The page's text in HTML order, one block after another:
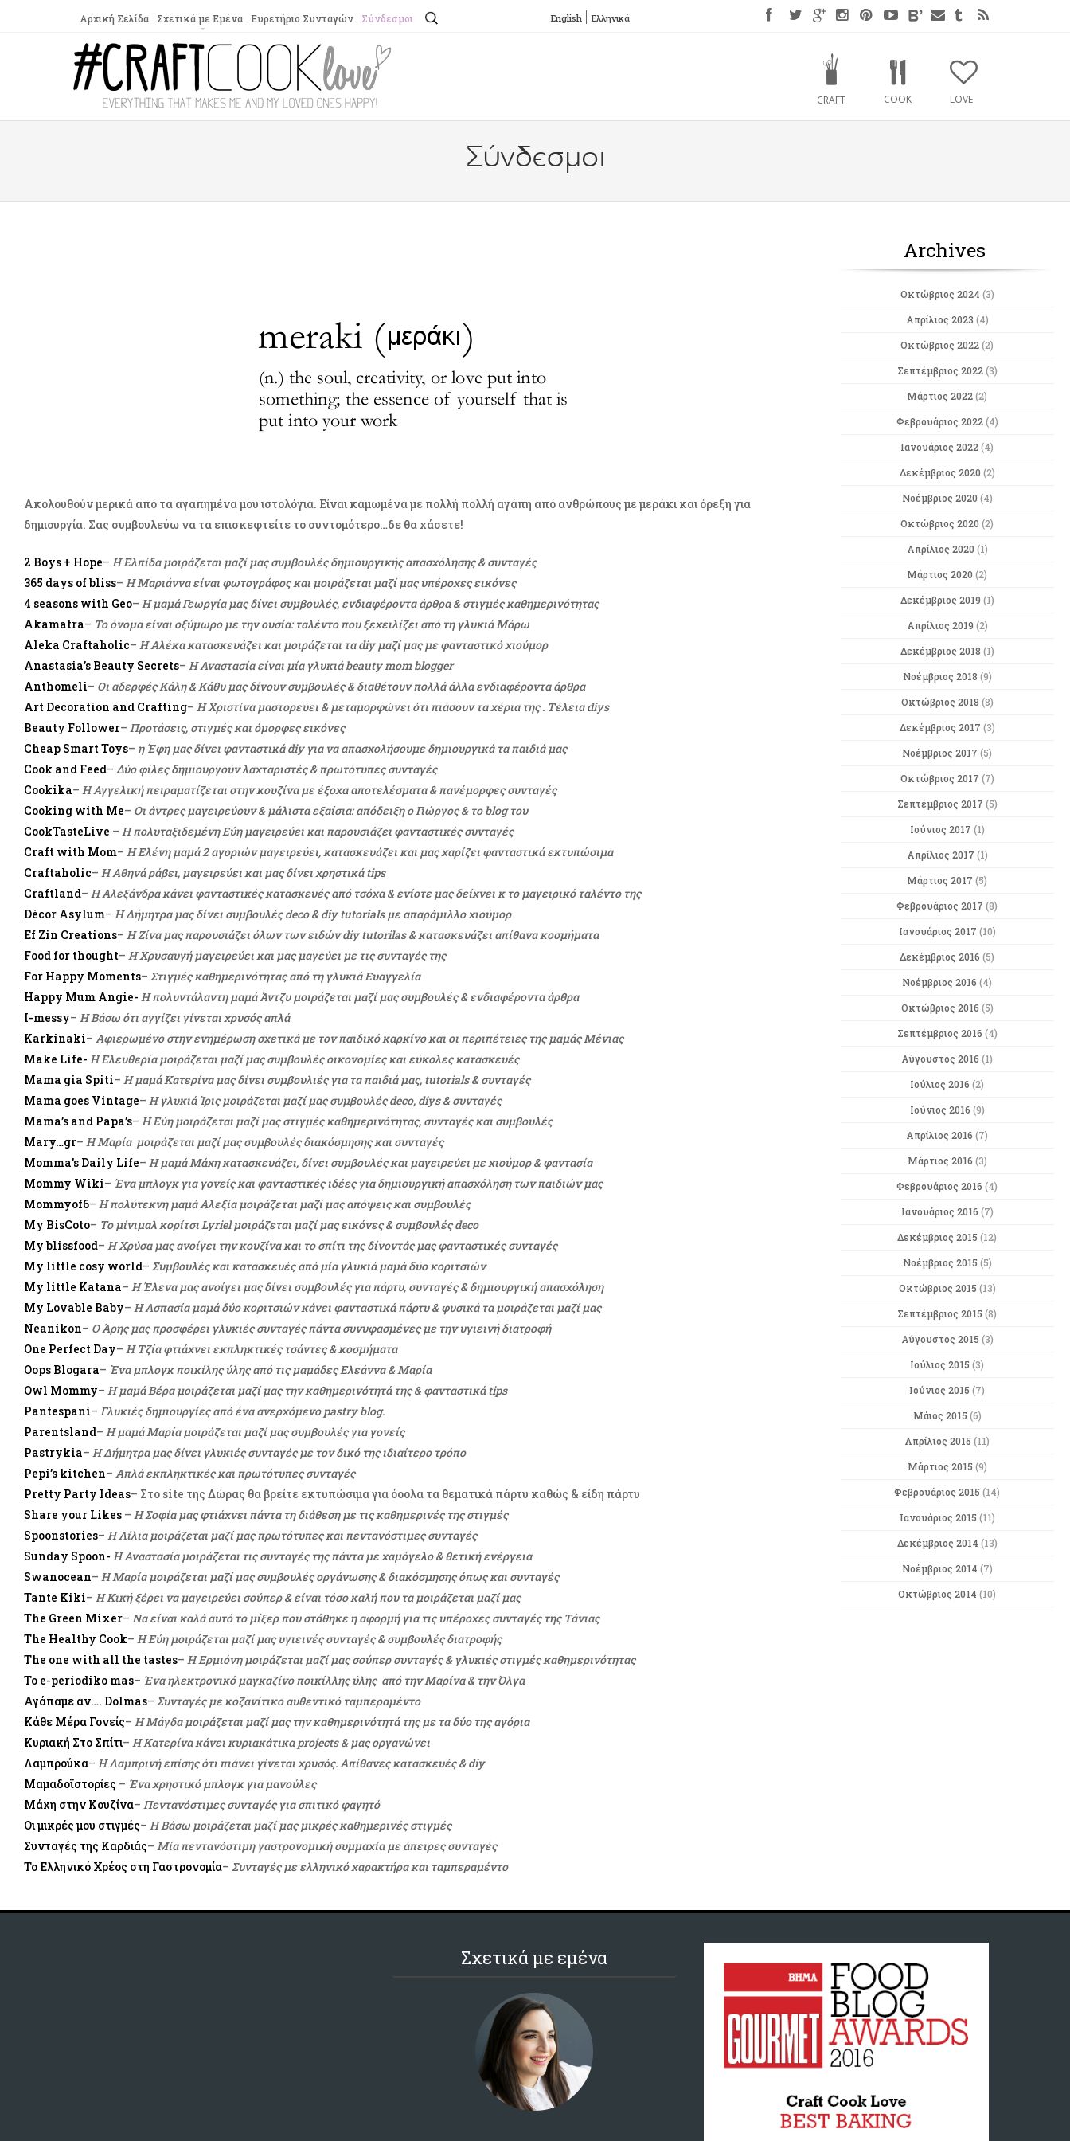
Αρχική Σελίδα Σχετικά με Εμένα Ευρετήριο Συνταγών Σύνδεσμοι
Αναζήτηση
English Ελληνικά
CRAFT COOK LOVE
Σύνδεσμοι
Ακολουθούν μερικά από τα αγαπημένα μου ιστολόγια. Είναι καμωμένα με πολλή πολλή αγάπη από ανθρώπους με μεράκι και όρεξη για
δημιουργία. Σας συμβουλεύω να τα επισκεφτείτε το συντομότερο…δε θα χάσετε!
2 Boys + Hope–Η Ελπίδα μοιράζεται μαζί μας συμβουλές δημιουργικής απασχόλησης & συνταγές
365 days of bliss–Η Μαριάννα είναι φωτογράφος και μοιράζεται μαζί μας υπέροχες εικόνες
4 seasons with Geo–Η μαμά Γεωργία μας δίνει συμβουλές, ενδιαφέροντα άρθρα & στιγμές καθημερινότητας
Akamatra– Το όνομα είναι οξύμωρο με την ουσία: ταλέντο που ξεχειλίζει από τη γλυκιά Μάρω
Aleka Craftaholic–Η Αλέκα κατασκευάζει και μοιράζεται τα diy μαζί μας με φανταστικό χιούμορ
Anastasia’s Beauty Secrets–Η Αναστασία είναι μία γλυκιά beauty mom blogger
Anthomeli– Οι αδερφές Κάλη & Κάθυ μας δίνουν συμβουλές & διαθέτουν πολλά άλλα ενδιαφέροντα άρθρα
Art Decoration and Crafting–Η Χριστίνα μαστορεύει & μεταμορφώνει ότι πιάσoυν τα χέρια της . Τέλεια diys
Beauty Follower–Προτάσεις, στιγμές και όμορφες εικόνες
Cheap Smart Toys– η Έφη μας δίνει φανταστικά diy για να απασχολήσουμε δημιουργικά τα παιδιά μας
Cook and Feed–Δύο φίλες δημιουργούν λαχταριστές & πρωτότυπες συνταγές
Cookika–ΗΑγγελική πειραματίζεται στην κουζίνα με έξοχα αποτελέσματα & πανέμορφες συνταγές
Cooking with Me– Οι άντρες μαγειρεύουν & μάλιστα εξαίσια: απόδειξη ο Γιώργος & το blog του
CookTasteLive –H πολυταξιδεμένη Εύη μαγειρεύει και παρουσιάζει φανταστικές συνταγές
Craft with Mom–Η Ελένη μαμά 2 αγοριών μαγειρεύει, κατασκευάζει και μας χαρίζει φανταστικά εκτυπώσιμα
Craftaholic–Η Αθηνά ράβει, μαγειρεύει και μας δίνει χρηστικά tips
Craftland–H Αλεξάνδρα κάνει φανταστικές κατασκευές από τσόχα & ενίοτε μας δείχνει κ το μαγειρικό ταλέντο της
Décor Asylum–Η Δήμητρα μας δίνει συμβουλές deco & diy tutorials με απαράμιλλο χιούμορ
Ef Zin Creations– H Ζίνα μας παρουσιάζει όλων των ειδών diy tutorilas & κατασκευάζει απίθανα κοσμήματα
Food for thought–Η Χρυσαυγή μαγειρεύει και μας μαγεύει με τις συνταγές της
For Happy Moments– Στιγμές καθημερινότητας από τη γλυκιά Ευαγγελία
Happy Mum Angie-Η πολυντάλαντη μαμά Άντζυ μοιράζεται μαζί μας συμβουλές & ενδιαφέροντα άρθρα
I-messy–Η Βάσω ότι αγγίζει γίνεται χρυσός απλά
Κarkinaki–Αφιερωμένο στην ενημέρωση σχετικά με τον παιδικό καρκίνο και οι περιπέτειες της μαμάς Μένιας
Make Life-Η Ελευθερία μοιράζεται μαζί μας συμβουλές οικονομίες και εύκολες κατασκευές
Μama gia Spiti–H μαμά Κατερίνα μας δίνει συμβουλιές για τα παιδιά μας, tutorials & συνταγές
Mama goes Vintage–Η γλυκιά Ίρις μοιράζεται μαζί μας συμβουλές deco, diys & συνταγές
Mama’s and Papa’s–Η Εύη μοιράζεται μαζί μας στιγμές καθημερινότητας, συνταγές και συμβουλές
Mary…gr–Η Μαρία μοιράζεται μαζί μας συμβουλές διακόσμησης και συνταγές
Momma’s Daily Life–Η μαμά Μάχη κατασκευάζει, δίνει συμβουλές και μαγειρεύει με χιούμορ & φαντασία
Mommy Wiki– Ένα μπλογκ για γονείς και φανταστικές ιδέες για δημιουργική απασχόληση των παιδιών μας
Mommyof6–Η πολύτεκνη μαμά Αλεξία μοιράζεται μαζί μας απόψεις και συμβουλές
My BisCoto– Το μίνιμαλ κορίτσι Lyriel μοιράζεται μαζί μας εικόνες & συμβουλές deco
My blissfood– Η Χρύσα μας ανοίγει την κουζίνα και το σπίτι της δίνοντάς μας φανταστικές συνταγές
My little cosy world– Συμβουλές και κατασκευές από μία γλυκιά μαμά δύο κοριτσιών
My little Katana–Η Έλενα μας ανοίγει μας δίνει συμβουλές για πάρτυ, συνταγές & δημιουργική απασχόληση
My Lovable Baby–Η Ασπασία μαμά δύο κοριτσιών κάνει φανταστικά πάρτυ & φυσικά τα μοιράζεται μαζί μας
Neanikon– Ο Άρης μας προσφέρει γλυκιές συνταγές πάντα συνυφασμένες με την υγιεινή διατροφή
One Perfect Day– Η Τζία φτιάχνει εκπληκτικές τσάντες & κοσμήματα
Oops Blogara– Ένα μπλογκ ποικίλης ύλης από τις μαμάδες Ελεάννα & Μαρία
Owl Mommy–Η μαμά Βέρα μοιράζεται μαζί μας την καθημερινότητά της & φανταστικά tips
Pantespani– Γλυκιές δημιουργίες από ένα ανερχόμενο pastry blog.
Parentsland–H μαμά Μαρία μοιράζεται μαζί μας συμβουλές για γονείς
Pastrykia–Η Δήμητρα μας δίνει γλυκιές συνταγές με τον δικό της ιδιαίτερο τρόπο
Pepi’s kitchen–Απλά εκπληκτικές και πρωτότυπες συνταγές
Pretty Party Ideas– Στο site της Δώρας θα βρείτε εκτυπώσιμα για όοολα τα θεματικά πάρτυ καθώς & είδη πάρτυ
Share your Likes –H Σοφία μας φτιάχνει πάντα τη διάθεση με τις καθημερινές της στιγμές
Spoonstories–Η Λίλια μοιράζεται μαζί μας πρωτότυπες και πεντανόστιμες συνταγές
Sunday Spoon- H Αναστασία μοιράζεται τις συνταγές της πάντα με χαμόγελο & θετική ενέργεια
Swanocean–Η Μαρία μοιράζεται μαζί μας συμβουλές οργάνωσης & διακόσμησης όπως και συνταγές
Tante Kiki–Η Κική ξέρει να μαγειρεύει σούπερ & είναι τόσο καλή που τα μοιράζεται μαζί μας
The Green Mixer–Να είναι καλά αυτό το μίξερ που στάθηκε η αφορμή για τις υπέροχες συνταγές της Τάνιας
The Ηealthy Cook–Η Εύη μοιράζεται μαζί μας υγιεινές συνταγές & συμβουλές διατροφής
The one with all the tastes–Η Ερμιόνη μοιράζεται μαζί μας σούπερ συνταγές & γλυκιές στιγμές καθημερινότητας
To e-periodiko mas– Ένα ηλεκτρονικό μαγκαζίνο ποικίλλης ύλης από την Μαρίνα & την Όλγα
Αγάπαμε αν…. Dolmas– Συνταγές με κοζανίτικο αυθεντικό ταμπεραμέντο
Κάθε Μέρα Γονείς– Η Μάγδα μοιράζεται μαζί μας την καθημερινότητά της με τα δύο της αγόρια
Κυριακή Στο Σπίτι–Η Κατερίνα κάνει κυριακάτικα projects & μας οργανώνει
Λαμπρούκα–Η Λαμπρινή επίσης ότι πιάνει γίνεται χρυσός. Απίθανες κατασκευές & diy
Μαμαδοϊστορίες – Ένα χρηστικό μπλογκ για μανούλες
Μάχη στην Κουζίνα–Πεντανόστιμες συνταγές για σπιτικό φαγητό
Οι μικρές μου στιγμές–H Βάσω μοιράζεται μαζί μας μικρές καθημερινές στιγμές
Συνταγές της Καρδιάς–Μία πεντανόστιμη γαστρονομική συμμαχία με άπειρες συνταγές
Το Ελληνικό Χρέος στη Γαστρονομία–Συνταγές με ελληνικό χαρακτήρα και ταμπεραμέντο
Archives
Οκτώβριος 2024 (3)
Απρίλιος 2023 (4)
Οκτώβριος 2022(2)
Σεπτέμβριος 2022(3)
Μάρτιος 2022(2)
Φεβρουάριος 2022(4)
Ιανουάριος 2022(4)
Δεκέμβριος 2020 (2)
Νοέμβριος 2020 (4)
Οκτώβριος 2020 (2)
Απρίλιος 2020 (1)
Μάρτιος 2020 (2)
Δεκέμβριος 2019 (1)
Απρίλιος 2019 (2)
Δεκέμβριος 2018 (1)
Νοέμβριος 2018 (9)
Οκτώβριος 2018 (8)
Δεκέμβριος 2017 (3)
Νοέμβριος 2017 (5)
Οκτώβριος 2017 (7)
Σεπτέμβριος 2017 (5)
Ιούνιος 2017 (1)
Απρίλιος 2017 (1)
Μάρτιος 2017 (5)
Φεβρουάριος 2017 (8)
Ιανουάριος 2017 (10)
Δεκέμβριος 2016 (5)
Νοέμβριος 2016 (4)
Οκτώβριος 2016 (5)
Σεπτέμβριος 2016 (4)
Αύγουστος 2016 (1)
Ιούλιος 2016 (2)
Ιούνιος 2016 (9)
Απρίλιος 2016 (7)
Μάρτιος 2016 (3)
Φεβρουάριος 2016 (4)
Ιανουάριος 2016 (7)
Δεκέμβριος 2015 (12)
Νοέμβριος 2015 (5)
Οκτώβριος 2015 (13)
Σεπτέμβριος 2015 (8)
Αύγουστος 2015 (3)
Ιούλιος 2015 (3)
Ιούνιος 2015 (7)
Μάιος 2015 (6)
Απρίλιος 2015 (11)
Μάρτιος 2015 (9)
Φεβρουάριος 2015 (14)
Ιανουάριος 2015 (11)
Δεκέμβριος 2014 (13)
Νοέμβριος 2014 (7)
Οκτώβριος 2014 (10)
Σχετικά με εμένα